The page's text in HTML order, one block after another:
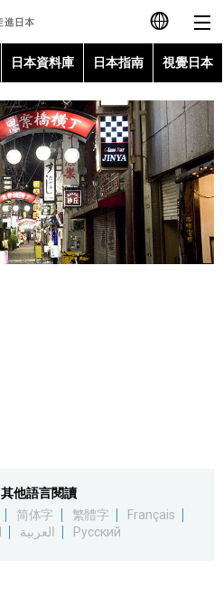
日本語
English
简体字
Français
Español
日本資料庫 日本指南 視覺日本
其他語言閱讀
简体字 繁體字
Français
العربية Русский